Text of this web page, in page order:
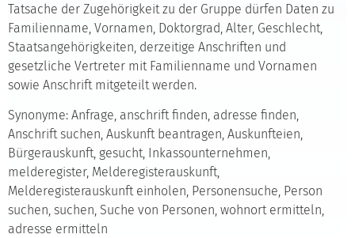
Tatsache der Zugehörigkeit zu der Gruppe dürfen Daten zu
Familienname, Vornamen, Doktorgrad, Alter, Geschlecht,
Staatsangehörigkeiten, derzeitige Anschriften und
gesetzliche Vertreter mit Familienname und Vornamen
sowie Anschrift mitgeteilt werden.
Synonyme: Anfrage, anschrift finden, adresse finden,
Anschrift suchen, Auskunft beantragen, Auskunfteien,
Bürgerauskunft, gesucht, Inkassounternehmen,
melderegister, Melderegisterauskunft,
Melderegisterauskunft einholen, Personensuche, Person
suchen, suchen, Suche von Personen, wohnort ermitteln,
adresse ermitteln